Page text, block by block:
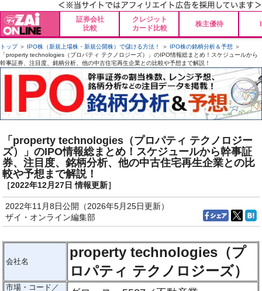
証券会社
比較
クレジット
カード比較
株主優待
トップ＞ IPO株（新規上場株・新規公開株）で儲ける方法！ ＞ IPO株の銘柄分析＆予想 ＞
「property technologies（プロパティ テクノロジーズ）」のIPO情報総まとめ！スケジュールから
幹事証券、注目度、銘柄分析、他の中古住宅再生企業との比較や予想まで解説！
「property technologies（プロパティ テクノロジー
ズ）」のIPO情報総まとめ！スケジュールから幹事証
券、注目度、銘柄分析、他の中古住宅再生企業との比
較や予想まで解説！
［2022年12月27日 情報更新］
2022年11月8日公開（2026年5月25日更新）
ザイ・オンライン編集部
会社名
property technologies（プ
ロパティ テクノロジーズ）
市場・コード／